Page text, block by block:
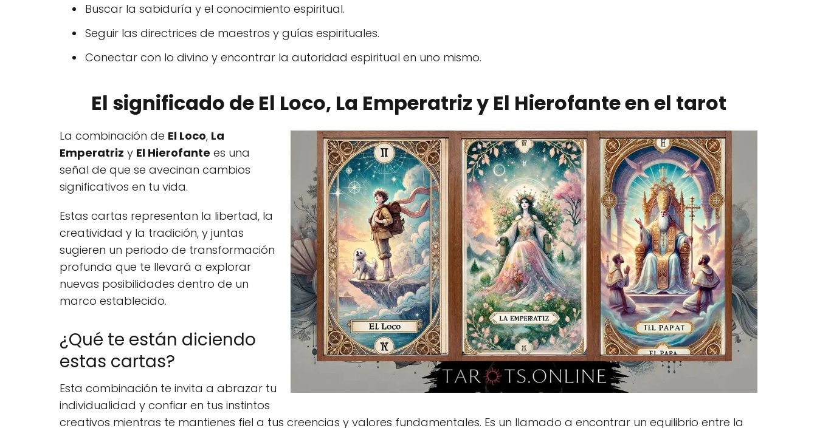
Buscar la sabiduría y el conocimiento espiritual.
Seguir las directrices de maestros y guías espirituales.
Conectar con lo divino y encontrar la autoridad espiritual en uno mismo.
El significado de El Loco, La Emperatriz y El Hierofante en el tarot
La combinación de El Loco, La
Emperatriz y El Hierofante es una
señal de que se avecinan cambios
significativos en tu vida.
Estas cartas representan la libertad, la
creatividad y la tradición, y juntas
sugieren un periodo de transformación
profunda que te llevará a explorar
nuevas posibilidades dentro de un
marco establecido.
¿Qué te están diciendo
estas cartas?
Esta combinación te invita a abrazar tu
individualidad y confiar en tus instintos
creativos mientras te mantienes fiel a tus creencias y valores fundamentales. Es un llamado a encontrar un equilibrio entre la